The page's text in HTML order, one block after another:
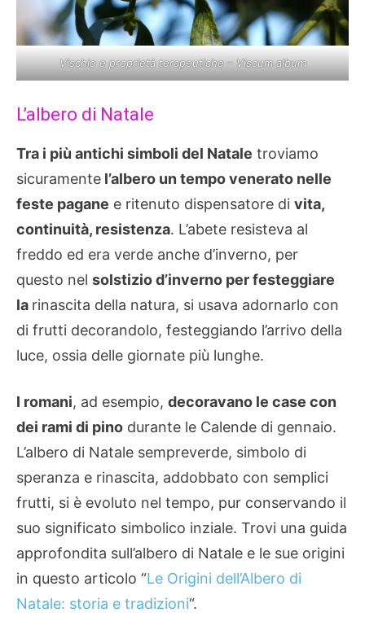
Vischio e proprietà terapeutiche – Viscum album
L’albero di Natale
Tra i più antichi simboli del Natale troviamo
sicuramente l’albero un tempo venerato nelle
feste pagane e ritenuto dispensatore di vita,
continuità, resistenza. L’abete resisteva al
freddo ed era verde anche d’inverno, per
questo nel solstizio d’inverno per festeggiare
la rinascita della natura, si usava adornarlo con
di frutti decorandolo, festeggiando l’arrivo della
luce, ossia delle giornate più lunghe.
I romani, ad esempio, decoravano le case con
dei rami di pino durante le Calende di gennaio.
L’albero di Natale sempreverde, simbolo di
speranza e rinascita, addobbato con semplici
frutti, si è evoluto nel tempo, pur conservando il
suo significato simbolico inziale. Trovi una guida
approfondita sull’albero di Natale e le sue origini
in questo articolo “Le Origini dell’Albero di
Natale: storia e tradizioni“.